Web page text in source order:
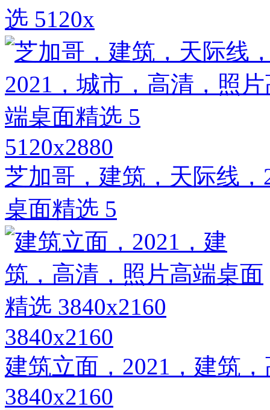
选 5120x
5120x2880
芝加哥，建筑，天际线
桌面精选 5
3840x2160
建筑立面，2021，建筑
3840x2160